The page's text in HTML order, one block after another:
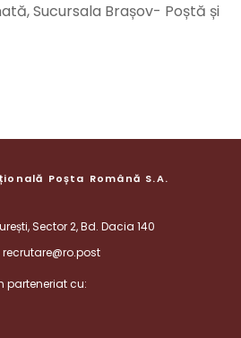
Sucursala Brașov- Poștă și
Poșta Română S.A.
Sector 2, Bd. Dacia 140
recrutare@ro.post
parteneriat cu: